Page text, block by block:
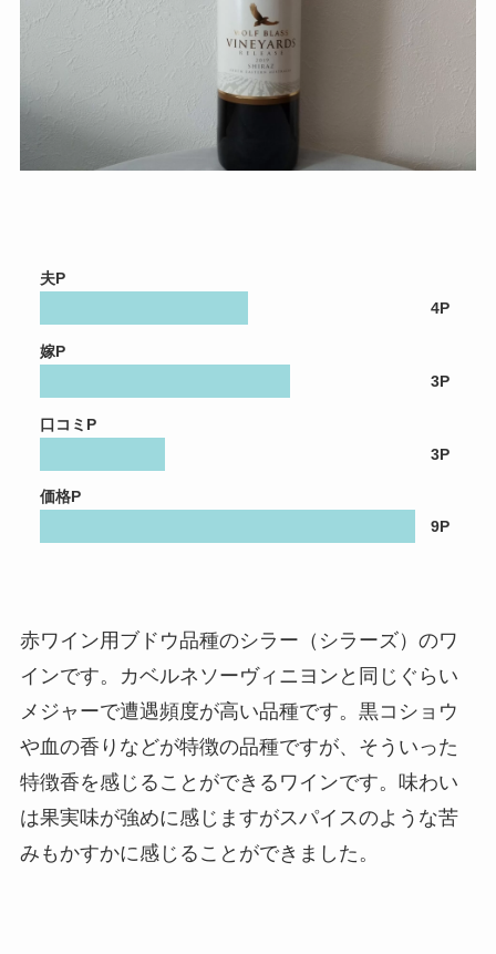
夫P
4P
嫁P
3P
口コミP
3P
価格P
9P
赤ワイン用ブドウ品種のシラー（シラーズ）のワ
インです。カベルネソーヴィニヨンと同じぐらい
メジャーで遭遇頻度が高い品種です。黒コショウ
や血の香りなどが特徴の品種ですが、そういった
特徴香を感じることができるワインです。味わい
は果実味が強めに感じますがスパイスのような苦
みもかすかに感じることができました。